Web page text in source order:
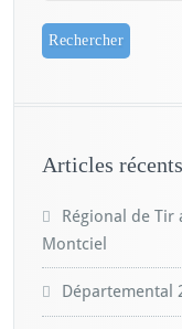
Articles récents
Régional de Tir
Montciel
Départemental